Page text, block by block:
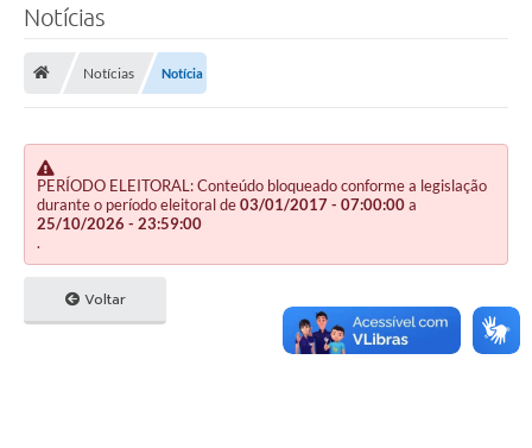
Notícias
Notícias Notícia
PERÍODO ELEITORAL: Conteúdo bloqueado conforme a legislação
durante o período eleitoral de03/01/2017 - 07:00:00a
25/10/2026 - 23:59:00
.
Voltar